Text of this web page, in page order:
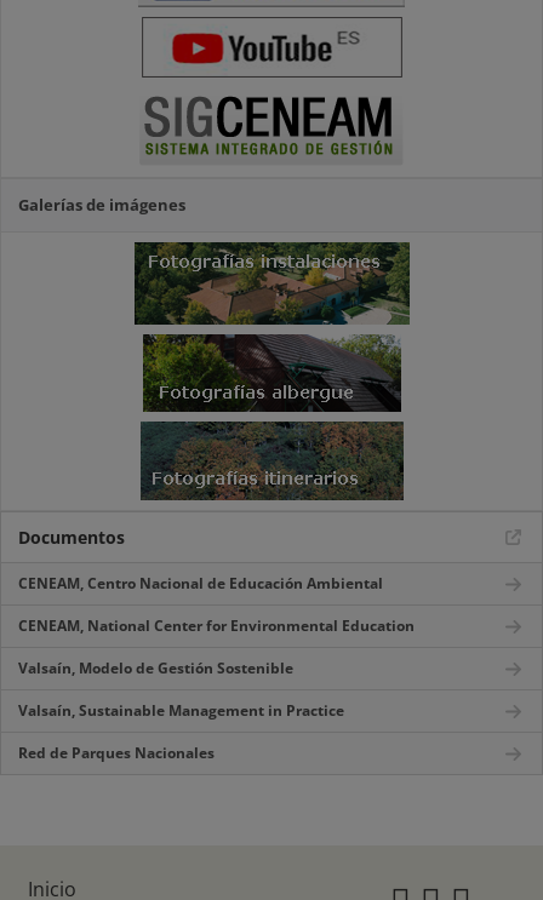
Galerías de imágenes
Documentos
CENEAM, Centro Nacional de Educación Ambiental
CENEAM, National Center for Environmental Education
Valsaín, Modelo de Gestión Sostenible
Valsaín, Sustainable Management in Practice
Red de Parques Nacionales
Inicio